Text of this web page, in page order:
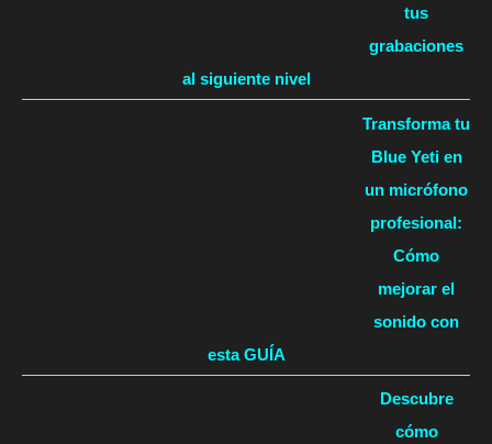
tus
grabaciones
al siguiente nivel
Transforma tu
Blue Yeti en
un micrófono
profesional:
Cómo
mejorar el
sonido con
esta GUÍA
Descubre
cómo